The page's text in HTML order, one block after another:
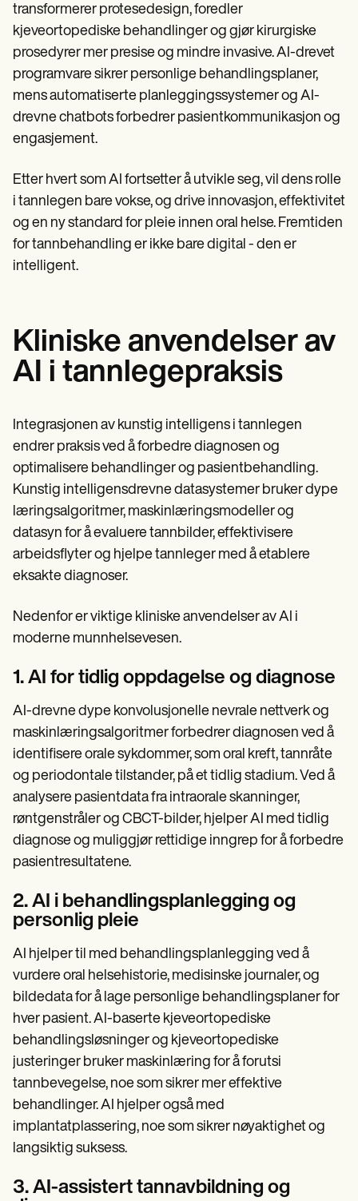
transformerer protesedesign, foredler
kjeveortopediske behandlinger og gjør kirurgiske
prosedyrer mer presise og mindre invasive. AI-drevet
programvare sikrer personlige behandlingsplaner,
mens automatiserte planleggingssystemer og AI-
drevne chatbots forbedrer pasientkommunikasjon og
engasjement.
Etter hvert som AI fortsetter å utvikle seg, vil dens rolle
i tannlegen bare vokse, og drive innovasjon, effektivitet
og en ny standard for pleie innen oral helse. Fremtiden
for tannbehandling er ikke bare digital - den er
intelligent.
Kliniske anvendelser av
AI i tannlegepraksis
Integrasjonen av kunstig intelligens i tannlegen
endrer praksis ved å forbedre diagnosen og
optimalisere behandlinger og pasientbehandling.
Kunstig intelligensdrevne datasystemer bruker dype
læringsalgoritmer, maskinlæringsmodeller og
datasyn for å evaluere tannbilder, effektivisere
arbeidsflyter og hjelpe tannleger med å etablere
eksakte diagnoser.
Nedenfor er viktige kliniske anvendelser av AI i
moderne munnhelsevesen.
1. AI for tidlig oppdagelse og diagnose
AI-drevne dype konvolusjonelle nevrale nettverk og
maskinlæringsalgoritmer forbedrer diagnosen ved å
identifisere orale sykdommer, som oral kreft, tannråte
og periodontale tilstander, på et tidlig stadium. Ved å
analysere pasientdata fra intraorale skanninger,
røntgenstråler og CBCT-bilder, hjelper AI med tidlig
diagnose og muliggjør rettidige inngrep for å forbedre
pasientresultatene.
2. AI i behandlingsplanlegging og
personlig pleie
AI hjelper til med behandlingsplanlegging ved å
vurdere oral helsehistorie, medisinske journaler, og
bildedata for å lage personlige behandlingsplaner for
hver pasient. AI-baserte kjeveortopediske
behandlingsløsninger og kjeveortopediske
justeringer bruker maskinlæring for å forutsi
tannbevegelse, noe som sikrer mer effektive
behandlinger. AI hjelper også med
implantatplassering, noe som sikrer nøyaktighet og
langsiktig suksess.
3. AI-assistert tannavbildning og